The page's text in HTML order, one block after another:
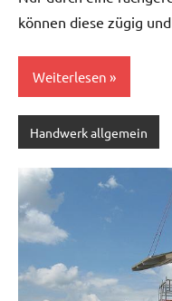
können diese zügig
Weiterlesen
Handwerk allgemein